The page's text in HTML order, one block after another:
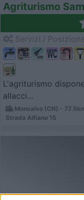
Agriturismo
L'agriturismo
allacci...
Moncalvo (CN) -
Strada Alfiano 15